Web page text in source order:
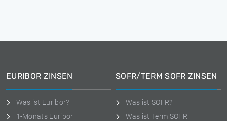
EURIBOR ZINSEN
Was ist Euribor?
1-Monats Euribor
SOFR/TERM SOFR ZINSEN
Was ist SOFR?
Was ist Term SOFR